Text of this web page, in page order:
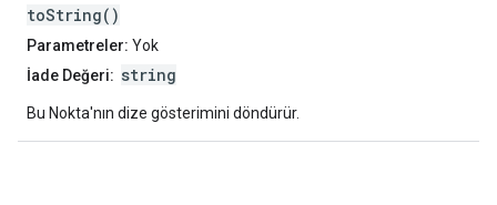
toString()
Parametreler: Yok
İade Değeri: string
Bu Nokta'nın dize gösterimini döndürür.